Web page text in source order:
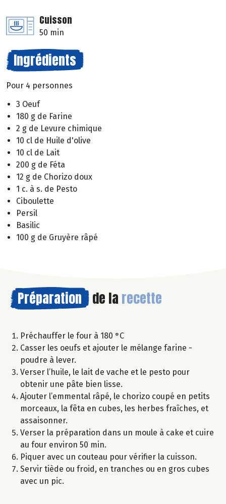
Cuisson
50 min
Ingrédients
Pour 4 personnes
3 Oeuf
180 g de Farine
2 g de Levure chimique
10 cl de Huile d'olive
10 cl de Lait
200 g de Féta
12 g de Chorizo doux
1 c. à s. de Pesto
Ciboulette
Persil
Basilic
100 g de Gruyère râpé
Préparation de la recette
Préchauffer le four à 180 °C
Casser les oeufs et ajouter le mélange farine -
poudre à lever.
Verser l’huile, le lait de vache et le pesto pour
obtenir une pâte bien lisse.
Ajouter l’emmental râpé, le chorizo coupé en petits
morceaux, la fêta en cubes, les herbes fraîches, et
assaisonner.
Verser la préparation dans un moule à cake et cuire
au four environ 50 min.
Piquer avec un couteau pour vérifier la cuisson.
Servir tiède ou froid, en tranches ou en gros cubes
avec un pic.